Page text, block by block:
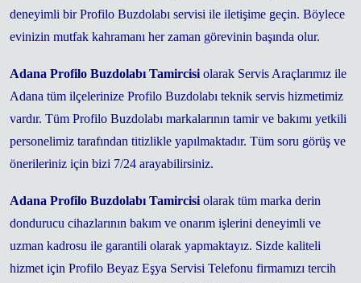
deneyimli bir Profilo Buzdolabı servisi ile iletişime geçin. Böylece
evinizin mutfak kahramanı her zaman görevinin başında olur.
Adana Profilo Buzdolabı Tamircisi olarak Servis Araçlarımız ile
Adana tüm ilçelerinize Profilo Buzdolabı teknik servis hizmetimiz
vardır. Tüm Profilo Buzdolabı markalarının tamir ve bakımı yetkili
personelimiz tarafından titizlikle yapılmaktadır. Tüm soru görüş ve
önerileriniz için bizi 7/24 arayabilirsiniz.
Adana Profilo Buzdolabı Tamircisi olarak tüm marka derin
dondurucu cihazlarının bakım ve onarım işlerini deneyimli ve
uzman kadrosu ile garantili olarak yapmaktayız. Sizde kaliteli
hizmet için Profilo Beyaz Eşya Servisi Telefonu firmamızı tercih